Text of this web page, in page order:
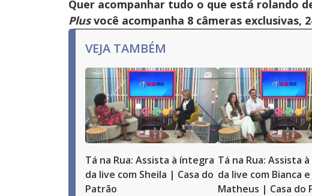
Quer acompanhar tudo o que está rolando
Plusvocê acompanha 8 câmeras exclusivas,
VEJA TAMBÉM
Tá na Rua: Assista à íntegra
da live com Sheila | Casa do
Patrão
Tá na Rua: Assista
da live com Bianca e
Matheus | Casa do